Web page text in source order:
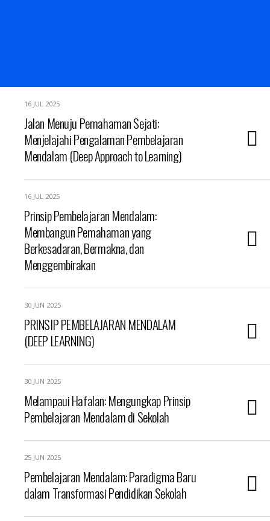
16 JUL 2025
Jalan Menuju Pemahaman Sejati:
Menjelajahi Pengalaman Pembelajaran
Mendalam (Deep Approach to Learning)
16 JUL 2025
Prinsip Pembelajaran Mendalam:
Membangun Pemahaman yang
Berkesadaran, Bermakna, dan
Menggembirakan
30 JUN 2025
PRINSIP PEMBELAJARAN MENDALAM
(DEEP LEARNING)
30 JUN 2025
Melampaui Hafalan: Mengungkap Prinsip
Pembelajaran Mendalam di Sekolah
25 JUN 2025
Pembelajaran Mendalam: Paradigma Baru
dalam Transformasi Pendidikan Sekolah